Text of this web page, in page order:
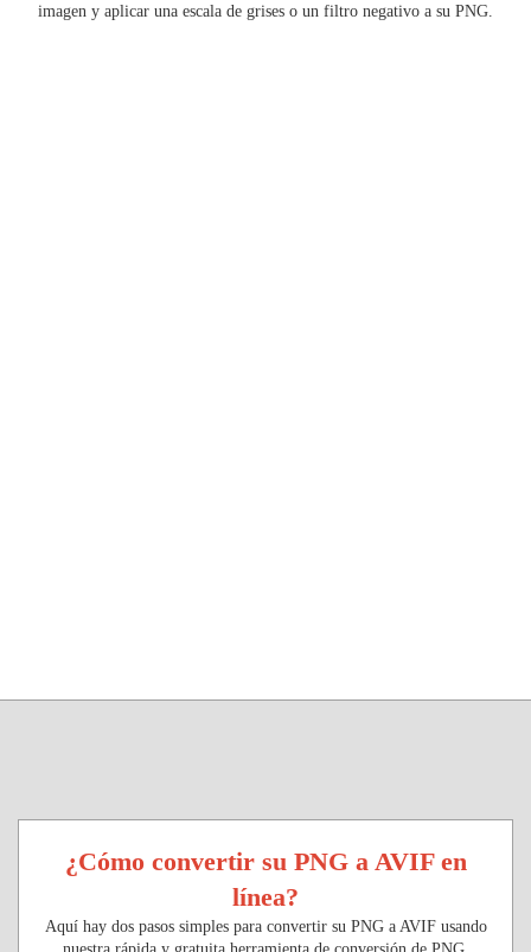
imagen y aplicar una escala de grises o un filtro negativo a su PNG.
¿Cómo convertir su PNG a AVIF en
línea?
Aquí hay dos pasos simples para convertir su PNG a AVIF usando